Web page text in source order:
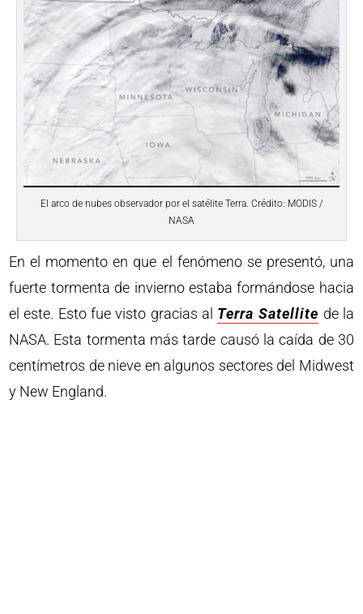
El arco de nubes observador por el satélite Terra. Crédito: MODIS /
NASA
En el momento en que el fenómeno se presentó, una
fuerte tormenta de invierno estaba formándose hacia
el este. Esto fue visto gracias al Terra Satellite de la
NASA. Esta tormenta más tarde causó la caída de 30
centímetros de nieve en algunos sectores del Midwest
y New England.